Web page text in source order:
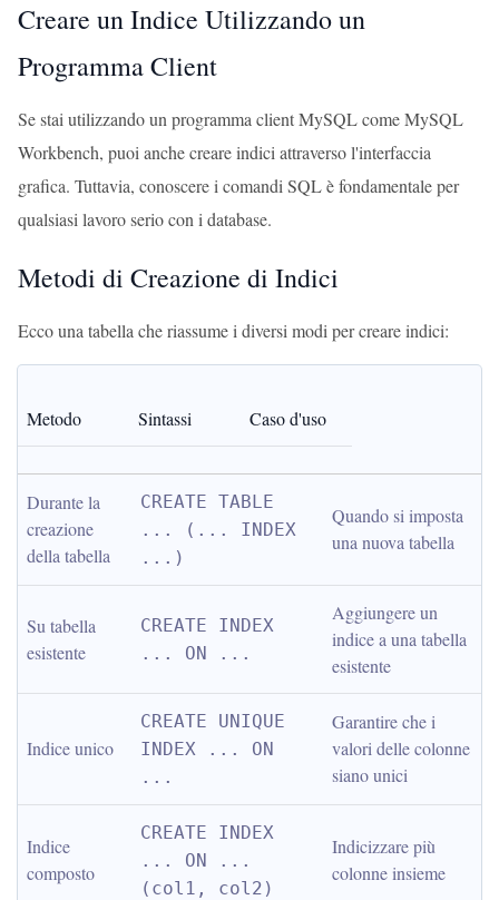
Creare un Indice Utilizzando un
Programma Client
Se stai utilizzando un programma client MySQL come MySQL
Workbench, puoi anche creare indici attraverso l'interfaccia
grafica. Tuttavia, conoscere i comandi SQL è fondamentale per
qualsiasi lavoro serio con i database.
Metodi di Creazione di Indici
Ecco una tabella che riassume i diversi modi per creare indici:
Metodo Sintassi Caso d'uso
Durante la
creazione
della tabella
CREATE TABLE
... (... INDEX
...)
Quando si imposta
una nuova tabella
Su tabella
esistente
CREATE INDEX
... ON ...
Aggiungere un
indice a una tabella
esistente
Indice unico
CREATE UNIQUE
INDEX ... ON
...
Garantire che i
valori delle colonne
siano unici
Indice
composto
CREATE INDEX
... ON ...
(col1, col2)
Indicizzare più
colonne insieme